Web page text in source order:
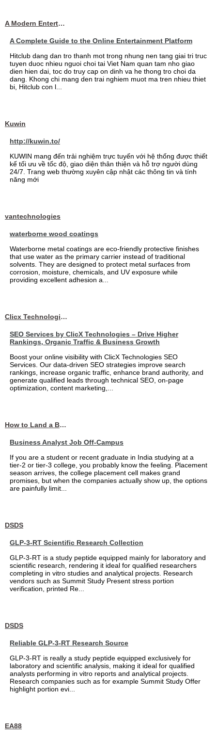
A Modern Entertainment Platform Bringing
A Complete Guide to the Online Entertainment Platform
Hitclub dang dan tro thanh mot trong nhung nen tang giai tri truc
tuyen duoc nhieu nguoi choi tai Viet Nam quan tam nho giao
dien hien dai, toc do truy cap on dinh va he thong tro choi da
dang. Khong chi mang den trai nghiem muot ma tren nhieu thiet
bi, Hitclub con l...
Kuwin
http://kuwin.to/
KUWIN mang đến trải nghiệm trực tuyến với hệ thống được thiết
kế tối ưu về tốc độ, giao diện thân thiện và hỗ trợ người dùng
24/7. Trang web thường xuyên cập nhật các thông tin và tính
năng mới
vantechnologies
waterborne wood coatings
Waterborne metal coatings are eco-friendly protective finishes
that use water as the primary carrier instead of traditional
solvents. They are designed to protect metal surfaces from
corrosion, moisture, chemicals, and UV exposure while
providing excellent adhesion a...
Clicx Technologies
SEO Services by ClicX Technologies – Drive Higher
Rankings, Organic Traffic & Business Growth
Boost your online visibility with ClicX Technologies SEO
Services. Our data-driven SEO strategies improve search
rankings, increase organic traffic, enhance brand authority, and
generate qualified leads through technical SEO, on-page
optimization, content marketing,...
How to Land a Business Analyst Job Off-Campus When Your College Has Zero Tech Connections
Business Analyst Job Off-Campus
If you are a student or recent graduate in India studying at a
tier-2 or tier-3 college, you probably know the feeling. Placement
season arrives, the college placement cell makes grand
promises, but when the companies actually show up, the options
are painfully limit...
DSDS
GLP-3-RT Scientific Research Collection
GLP-3-RT is a study peptide equipped mainly for laboratory and
scientific research, rendering it ideal for qualified researchers
completing in vitro studies and analytical projects. Research
vendors such as Summit Study Present stress portion
verification, printed Re...
DSDS
Reliable GLP-3-RT Research Source
GLP-3-RT is really a study peptide equipped exclusively for
laboratory and scientific analysis, making it ideal for qualified
analysts performing in vitro reports and analytical projects.
Research companies such as for example Summit Study Offer
highlight portion evi...
EA88